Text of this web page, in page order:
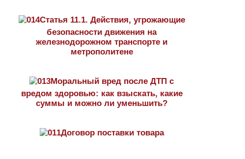
Статья 11.1. Действия, угрожающие
безопасности движения на
железнодорожном транспорте и
метрополитене
Моральный вред после ДТП с
вредом здоровью: как взыскать, какие
суммы и можно ли уменьшить?
Договор поставки товара